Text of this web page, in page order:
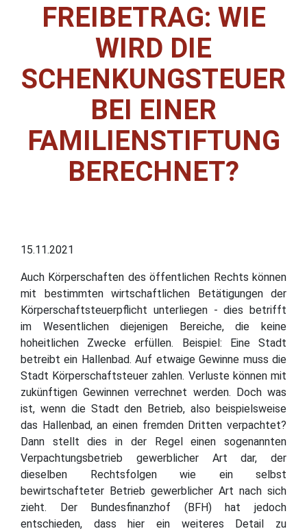
FREIBETRAG: WIE
WIRD DIE
SCHENKUNGSTEUER
BEI EINER
FAMILIENSTIFTUNG
BERECHNET?
15.11.2021
Auch Körperschaften des öffentlichen Rechts können
mit bestimmten wirtschaftlichen Betätigungen der
Körperschaftsteuerpflicht unterliegen - dies betrifft
im Wesentlichen diejenigen Bereiche, die keine
hoheitlichen Zwecke erfüllen. Beispiel: Eine Stadt
betreibt ein Hallenbad. Auf etwaige Gewinne muss die
Stadt Körperschaftsteuer zahlen. Verluste können mit
zukünftigen Gewinnen verrechnet werden. Doch was
ist, wenn die Stadt den Betrieb, also beispielsweise
das Hallenbad, an einen fremden Dritten verpachtet?
Dann stellt dies in der Regel einen sogenannten
Verpachtungsbetrieb gewerblicher Art dar, der
dieselben Rechtsfolgen wie ein selbst
bewirtschafteter Betrieb gewerblicher Art nach sich
zieht. Der Bundesfinanzhof (BFH) hat jedoch
entschieden, dass hier ein weiteres Detail zu